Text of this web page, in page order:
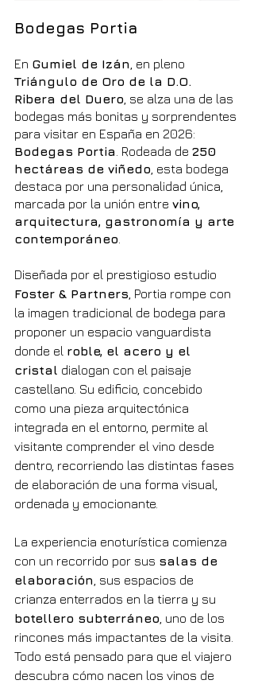
Bodegas Portia
En Gumiel de Izán , en pleno
Triángulo de Oro de la D.O.
Ribera del Duero , se alza una de las
bodegas más bonitas y sorprendentes
para visitar en España en 2026:
Bodegas Portia . Rodeada de 250
hectáreas de viñedo , esta bodega
destaca por una personalidad única,
marcada por la unión entre vino,
arquitectura, gastronomía y arte
contemporáneo
Diseñada por el prestigioso estudio
Foster & Partners , Portia rompe con
la imagen tradicional de bodega para
proponer un espacio vanguardista
donde el roble, el acero y el
cristal dialogan con el paisaje
castellano. Su edificio, concebido
como una pieza arquitectónica
integrada en el entorno, permite al
visitante comprender el vino desde
dentro, recorriendo las distintas fases
de elaboración de una forma visual,
ordenada y emocionante.
La experiencia enoturística comienza
con un recorrido por sus salas de
elaboración , sus espacios de
crianza enterrados en la tierra y su
botellero subterráneo , uno de los
rincones más impactantes de la visita.
Todo está pensado para que el viajero
descubra cómo nacen los vinos de